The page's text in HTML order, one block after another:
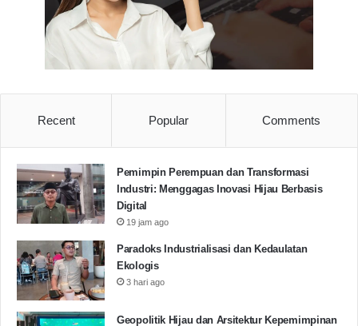
Recent Popular Comments
Pemimpin Perempuan dan Transformasi
Industri: Menggagas Inovasi Hijau Berbasis
Digital
19 jam ago
Paradoks Industrialisasi dan Kedaulatan
Ekologis
3 hari ago
Geopolitik Hijau dan Arsitektur Kepemimpinan